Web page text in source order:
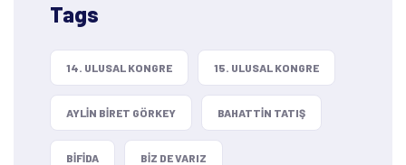
Tags
14. ULUSAL KONGRE 15. ULUSAL KONGRE
AYLIN BIRET GÖRKEY BAHATTIN TATIŞ
BIFIDA BIZ DE VARIZ